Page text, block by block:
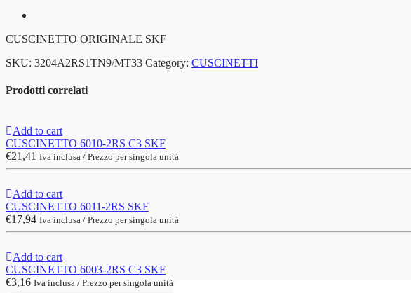
CUSCINETTO ORIGINALE SKF
SKU: 3204A2RS1TN9/MT33 Category: CUSCINETTI
Prodotti correlati
Add to cart
CUSCINETTO 6010-2RS C3 SKF
€21,41 Iva inclusa / Prezzo per singola unità
Add to cart
CUSCINETTO 6011-2RS SKF
€17,94 Iva inclusa / Prezzo per singola unità
Add to cart
CUSCINETTO 6003-2RS C3 SKF
€3,16 Iva inclusa / Prezzo per singola unità